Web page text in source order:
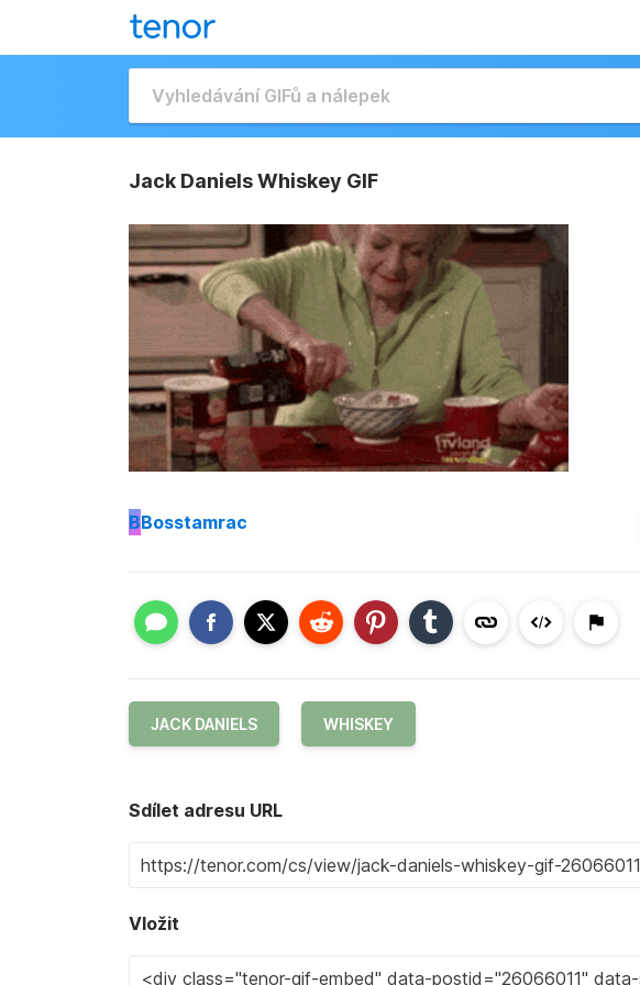
Jack Daniels Whiskey GIF
BBosstamrac
JACK DANIELS WHISKEY
Sdílet adresu URL
Vložit